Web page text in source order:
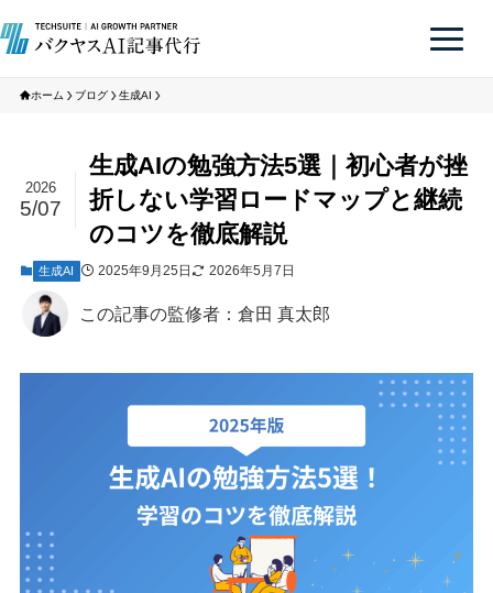
ホーム ブログ 生成AI
生成AIの勉強方法5選｜初心者が挫
折しない学習ロードマップと継続
のコツを徹底解説
2026
5/07
生成AI 2025年9月25日 2026年5月7日
この記事の監修者：倉田 真太郎